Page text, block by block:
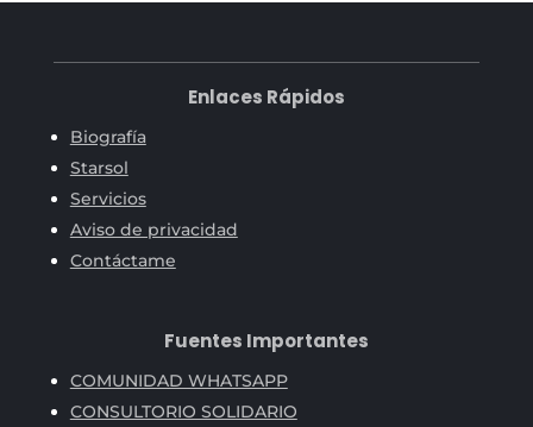
Enlaces Rápidos
Biografía
Starsol
Servicios
Aviso de privacidad
Contáctame
Fuentes Importantes
COMUNIDAD WHATSAPP
CONSULTORIO SOLIDARIO